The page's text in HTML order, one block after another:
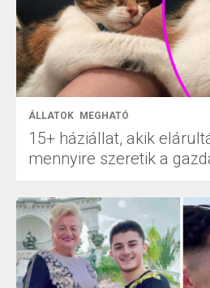
ÁLLATOK MEGHATÓ
15+ háziállat, akik
mennyire szeretik a